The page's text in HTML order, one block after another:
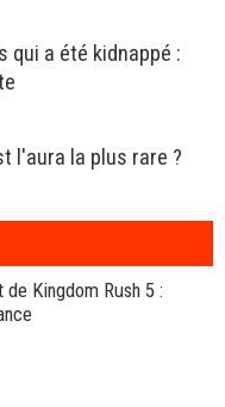
qui a été kidnappé :
l'aura la plus rare ?
de Kingdom Rush 5 :